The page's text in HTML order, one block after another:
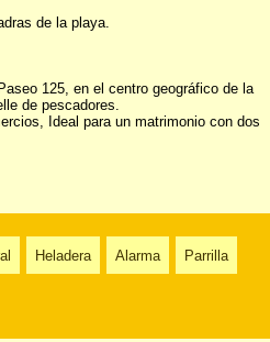
de la playa.
125, en el centro geográfico de la
de pescadores.
Ideal para un matrimonio con dos
Heladera Alarma Parrilla